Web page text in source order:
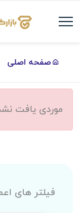
صفحه اصلی
موردی یافت
فیلتر های